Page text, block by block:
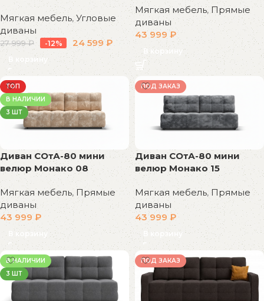
Мягкая мебель,Угловые
диваны
27 999₽ -12% 24 599₽
В корзину
Мягкая мебель,Прямые
диваны
43 999₽
В корзину
ТОП
В НАЛИЧИИ
3 ШТ
Диван СОтА-80 мини
велюр Монако 08
Мягкая мебель, Прямые
диваны
43 999₽
В корзину
ПОД ЗАКАЗ
Диван СОтА-80 мини
велюр Монако 15
Мягкая мебель,Прямые
диваны
43 999 ₽
В корзину
В НАЛИЧИИ
3 ШТ
ПОД ЗАКАЗ